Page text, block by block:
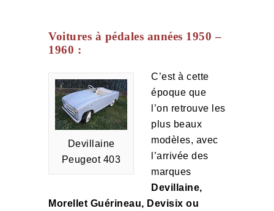
Voitures à pédales années 1950 –
1960 :
Devillaine
Peugeot 403
C’est à cette
époque que
l’on retrouve les
plus beaux
modèles, avec
l’arrivée des
marques
Devillaine,
Morellet Guérineau, Devisix ou